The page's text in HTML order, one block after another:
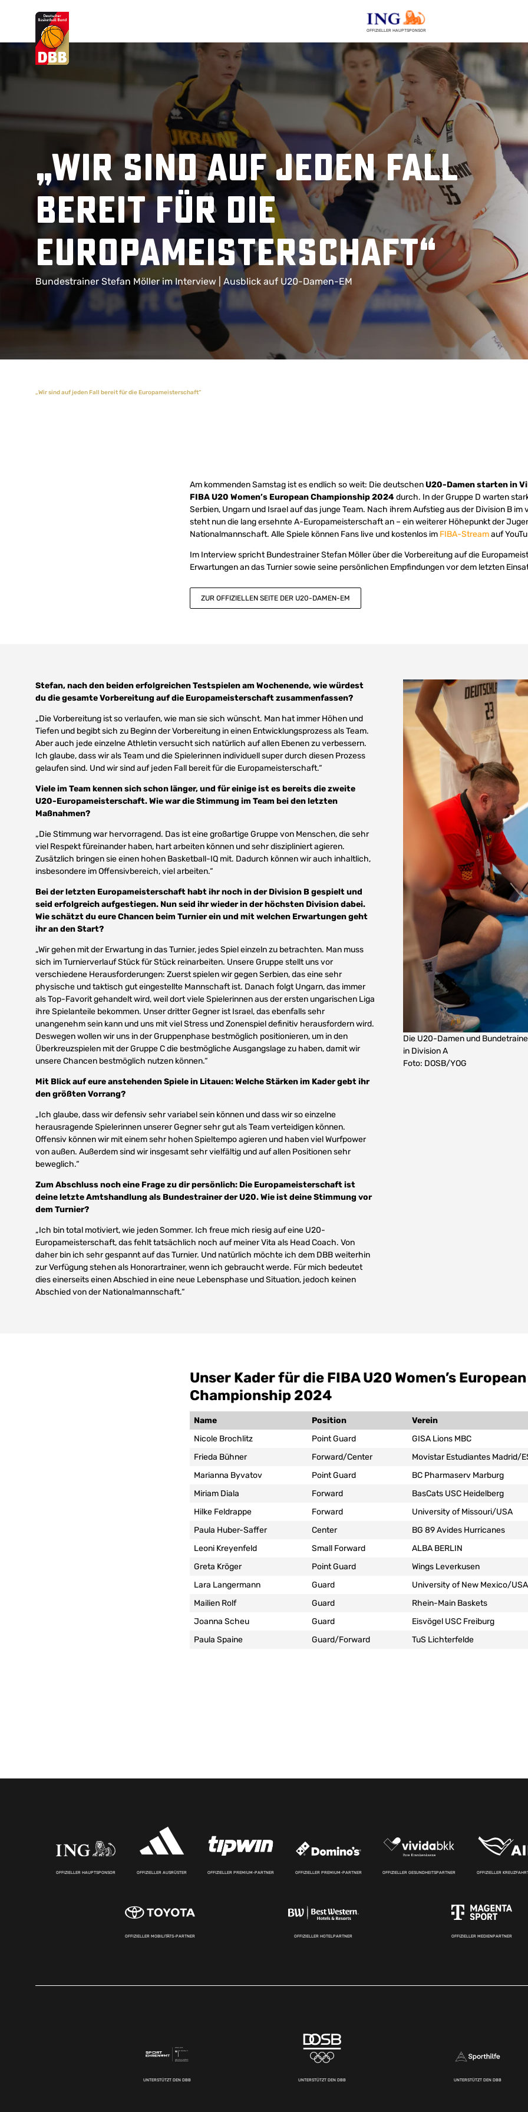
OFFIZIELLER HAUPTSPONSOR
Suchvorschläge
Amet Valputo
„Wir sind auf jeden Fall
bereit für die
Europameisterschaft“
Bundestrainer Stefan Möller im Interview | Ausblick auf U20-Damen-EM
„Wir sind auf jeden Fall bereit für die Europameisterschaft“
Am kommenden Samstag ist es endlich so weit: Die deutschenU20-Damen starten in
FIBA U20 Women’s European Championship 2024durch. In der Gruppe D warten
Serbien, Ungarn und Israel auf das junge Team. Nach ihrem Aufstieg aus der Division B
steht nun die lang ersehnte A-Europameisterschaft an – ein weiterer Höhepunkt der
Nationalmannschaft. Alle Spiele können Fans live und kostenlos im FIBA-Streamauf
Im Interview spricht Bundestrainer Stefan Möller über die Vorbereitung auf die
Erwartungen an das Turnier sowie seine persönlichen Empfindungen vor dem letzten
ZUR OFFIZIELLEN SEITE DER U20-DAMEN-EM
Stefan, nach den beiden erfolgreichen Testspielen am Wochenende, wie würdest
du die gesamte Vorbereitung auf die Europameisterschaft zusammenfassen?
„Die Vorbereitung ist so verlaufen, wie man sie sich wünscht. Man hat immer Höhen und
Tiefen und begibt sich zu Beginn der Vorbereitung in einen Entwicklungsprozess als Team.
Aber auch jede einzelne Athletin versucht sich natürlich auf allen Ebenen zu verbessern.
Ich glaube, dass wir als Team und die Spielerinnen individuell super durch diesen Prozess
gelaufen sind. Und wir sind auf jeden Fall bereit für die Europameisterschaft.“
Viele im Team kennen sich schon länger, und für einige ist es bereits die zweite
U20-Europameisterschaft. Wie war die Stimmung im Team bei den letzten
Maßnahmen?
„Die Stimmung war hervorragend. Das ist eine großartige Gruppe von Menschen, die sehr
viel Respekt füreinander haben, hart arbeiten können und sehr diszipliniert agieren.
Zusätzlich bringen sie einen hohen Basketball-IQ mit. Dadurch können wir auch inhaltlich,
insbesondere im Offensivbereich, viel arbeiten.“
Bei der letzten Europameisterschaft habt ihr noch in der Division B gespielt und
seid erfolgreich aufgestiegen. Nun seid ihr wieder in der höchsten Division dabei.
Wie schätzt du eure Chancen beim Turnier ein und mit welchen Erwartungen geht
ihr an den Start?
„Wir gehen mit der Erwartung in das Turnier, jedes Spiel einzeln zu betrachten. Man muss
sich im Turnierverlauf Stück für Stück reinarbeiten. Unsere Gruppe stellt uns vor
verschiedene Herausforderungen: Zuerst spielen wir gegen Serbien, das eine sehr
physische und taktisch gut eingestellte Mannschaft ist. Danach folgt Ungarn, das immer
als Top-Favorit gehandelt wird, weil dort viele Spielerinnen aus der ersten ungarischen Liga
ihre Spielanteile bekommen. Unser dritter Gegner ist Israel, das ebenfalls sehr
unangenehm sein kann und uns mit viel Stress und Zonenspiel definitiv herausfordern wird.
Deswegen wollen wir uns in der Gruppenphase bestmöglich positionieren, um in den
Überkreuzspielen mit der Gruppe C die bestmögliche Ausgangslage zu haben, damit wir
unsere Chancen bestmöglich nutzen können.“
Mit Blick auf eure anstehenden Spiele in Litauen: Welche Stärken im Kader gebt ihr
den größten Vorrang?
„Ich glaube, dass wir defensiv sehr variabel sein können und dass wir so einzelne
herausragende Spielerinnen unserer Gegner sehr gut als Team verteidigen können.
Offensiv können wir mit einem sehr hohen Spieltempo agieren und haben viel Wurfpower
von außen. Außerdem sind wir insgesamt sehr vielfältig und auf allen Positionen sehr
beweglich.“
Zum Abschluss noch eine Frage zu dir persönlich: Die Europameisterschaft ist
deine letzte Amtshandlung als Bundestrainer der U20. Wie ist deine Stimmung vor
dem Turnier?
„Ich bin total motiviert, wie jeden Sommer. Ich freue mich riesig auf eine U20-
Europameisterschaft, das fehlt tatsächlich noch auf meiner Vita als Head Coach. Von
daher bin ich sehr gespannt auf das Turnier. Und natürlich möchte ich dem DBB weiterhin
zur Verfügung stehen als Honorartrainer, wenn ich gebraucht werde. Für mich bedeutet
dies einerseits einen Abschied in eine neue Lebensphase und Situation, jedoch keinen
Abschied von der Nationalmannschaft.“
Die U20-Damen und
in Division A
Foto: DOSB/YOG
Unser Kader für die FIBA U20 Women’s European
Championship 2024
Name Position
Verein
Nicole Brochlitz
Point Guard
GISA Lions MBC
Frieda Bühner
Forward/Center
Movistar Estudiantes Madrid/
Marianna Byvatov
Point Guard
BC Pharmaserv Marburg
Miriam Diala
Forward
BasCats USC Heidelberg
Hilke Feldrappe
Forward
University of Missouri/USA
Paula Huber-Saffer
Center
BG 89 Avides Hurricanes
Leoni Kreyenfeld
Small Forward
ALBA BERLIN
Greta Kröger
Point Guard
Wings Leverkusen
Lara Langermann
Guard
University of New Mexico/USA
Mailien Rolf
Guard
Rhein-Main Baskets
Joanna Scheu
Guard
Eisvögel USC Freiburg
Paula Spaine
Guard/Forward TuS Lichterfelde
OFFIZIELLER HAUPTSPONSOR OFFIZIELLER AUSRÜSTER OFFIZIELLER PREMIUM-PARTNER OFFIZIELLER PREMIUM-PARTNER OFFIZIELLER GESUNDHEITSPARTNER OFFIZIELLER
OFFIZIELLER MOBILITÄTS-PARTNER OFFIZIELLER HOTELPARTNER OFFIZIELLER MEDIENPARTNER
UNTERSTÜTZT DEN DBB UNTERSTÜTZT DEN DBB UNTERSTÜTZT DEN DBB